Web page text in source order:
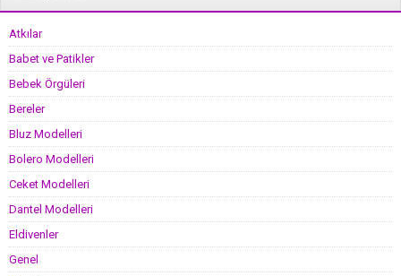
Atkılar
Babet ve Patikler
Bebek Örgüleri
Bereler
Bluz Modelleri
Bolero Modelleri
Ceket Modelleri
Dantel Modelleri
Eldivenler
Genel